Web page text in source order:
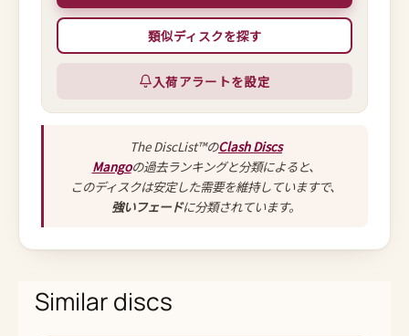
類似ディスクを探す
入荷アラートを設定
The DiscList™のClash Discs
Mangoの過去ランキングと分類によると、
このディスクは安定した需要を維持していますで、
強いフェードに分類されています。
Similar discs